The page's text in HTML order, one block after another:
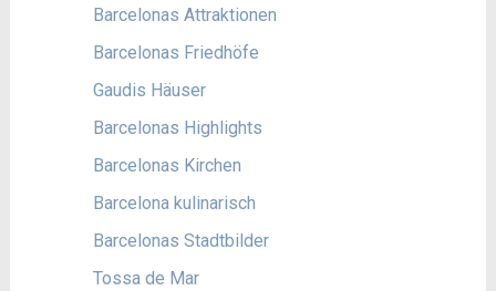
Barcelonas Attraktionen
Barcelonas Friedhöfe
Gaudis Häuser
Barcelonas Highlights
Barcelonas Kirchen
Barcelona kulinarisch
Barcelonas Stadtbilder
Tossa de Mar